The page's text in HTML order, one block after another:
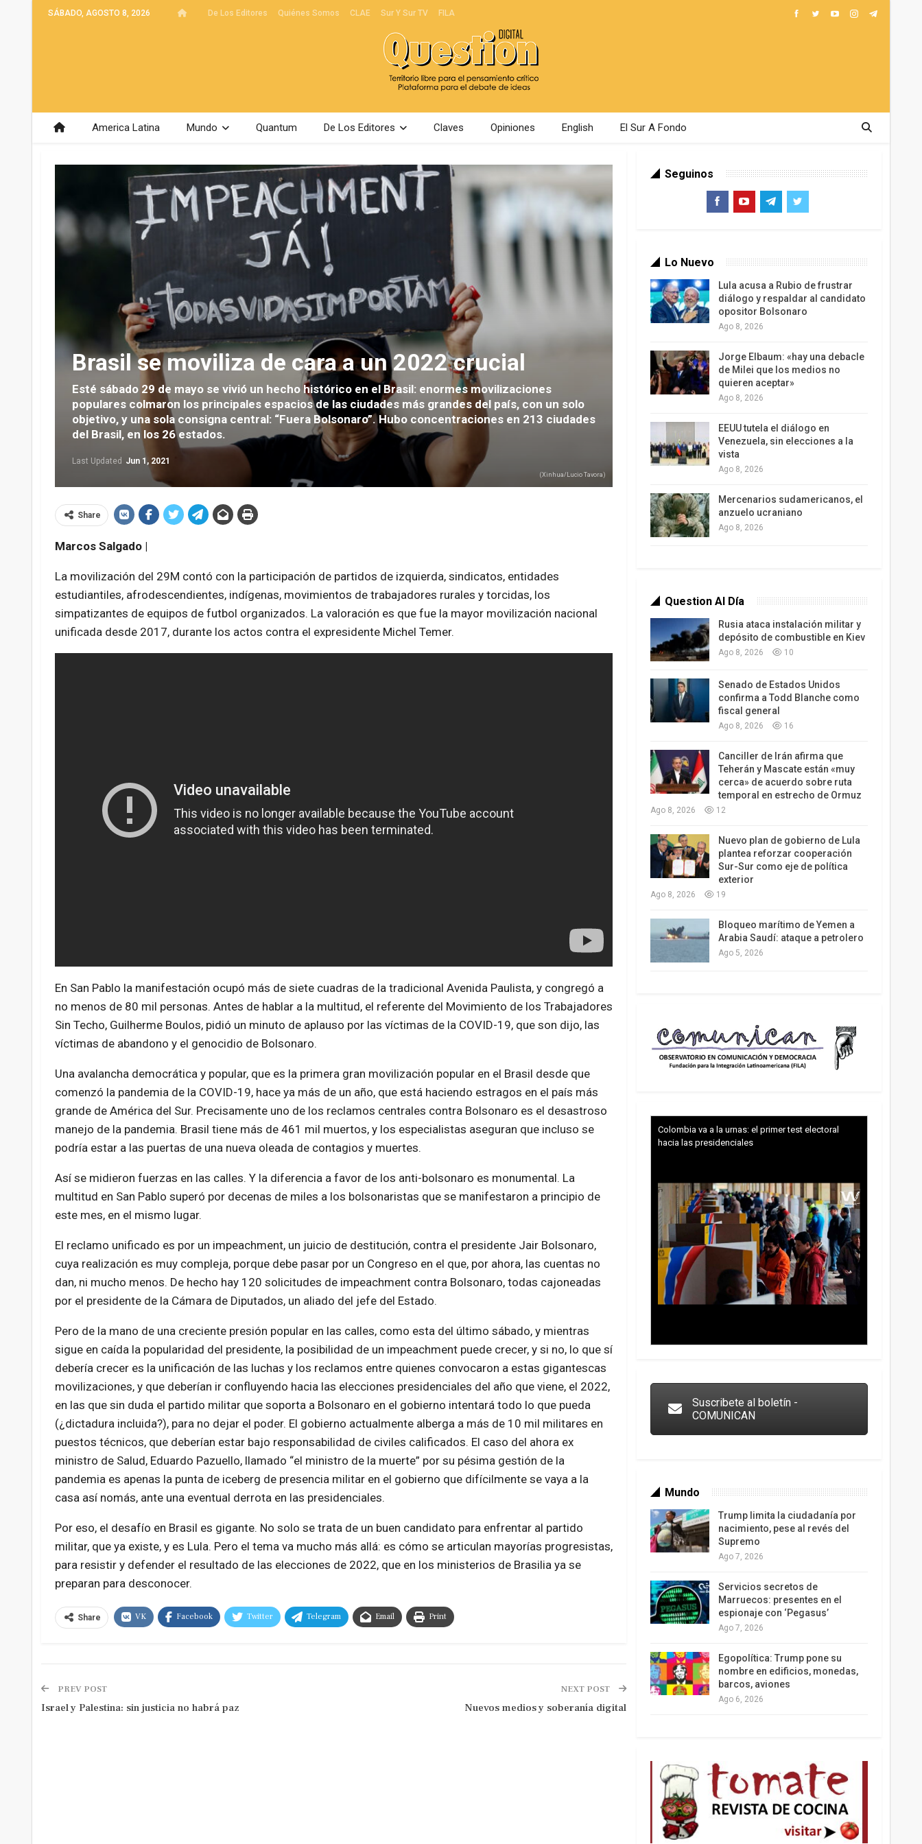
SÁBADO, AGOSTO 8, 2026 De Los Editores Quiénes Somos CLAE Sur Y Sur TV FILA
America Latina Mundo Quantum De Los Editores Claves Opiniones English El Sur A Fondo
Brasil se moviliza de cara a un 2022 crucial
Esté sábado 29 de mayo se vivió un hecho histórico en el Brasil: enormes movilizaciones
populares colmaron los principales espacios de las ciudades más grandes del país, con un solo
objetivo, y una sola consigna central: “Fuera Bolsonaro”. Hubo concentraciones en 213 ciudades
del Brasil, en los 26 estados.
Last Updated Jun 1, 2021
(Xinhua/Lucio Tavora)
Share
Marcos Salgado |
La movilización del 29M contó con la participación de partidos de izquierda, sindicatos, entidades
estudiantiles, afrodescendientes, indígenas, movimientos de trabajadores rurales y torcidas, los
simpatizantes de equipos de futbol organizados. La valoración es que fue la mayor movilización nacional
unificada desde 2017, durante los actos contra el expresidente Michel Temer.
En San Pablo la manifestación ocupó más de siete cuadras de la tradicional Avenida Paulista, y congregó a
no menos de 80 mil personas. Antes de hablar a la multitud, el referente del Movimiento de los Trabajadores
Sin Techo, Guilherme Boulos, pidió un minuto de aplauso por las víctimas de la COVID-19, que son dijo, las
víctimas de abandono y el genocidio de Bolsonaro.
Una avalancha democrática y popular, que es la primera gran movilización popular en el Brasil desde que
comenzó la pandemia de la COVID-19, hace ya más de un año, que está haciendo estragos en el país más
grande de América del Sur. Precisamente uno de los reclamos centrales contra Bolsonaro es el desastroso
manejo de la pandemia. Brasil tiene más de 461 mil muertos, y los especialistas aseguran que incluso se
podría estar a las puertas de una nueva oleada de contagios y muertes.
Así se midieron fuerzas en las calles. Y la diferencia a favor de los anti-bolsonaro es monumental. La
multitud en San Pablo superó por decenas de miles a los bolsonaristas que se manifestaron a principio de
este mes, en el mismo lugar.
El reclamo unificado es por un impeachment, un juicio de destitución, contra el presidente Jair Bolsonaro,
cuya realización es muy compleja, porque debe pasar por un Congreso en el que, por ahora, las cuentas no
dan, ni mucho menos. De hecho hay 120 solicitudes de impeachment contra Bolsonaro, todas cajoneadas
por el presidente de la Cámara de Diputados, un aliado del jefe del Estado.
Pero de la mano de una creciente presión popular en las calles, como esta del último sábado, y mientras
sigue en caída la popularidad del presidente, la posibilidad de un impeachment puede crecer, y si no, lo que sí
debería crecer es la unificación de las luchas y los reclamos entre quienes convocaron a estas gigantescas
movilizaciones, y que deberían ir confluyendo hacia las elecciones presidenciales del año que viene, el 2022,
en las que sin duda el partido militar que soporta a Bolsonaro en el gobierno intentará todo lo que pueda
(¿dictadura incluida?), para no dejar el poder. El gobierno actualmente alberga a más de 10 mil militares en
puestos técnicos, que deberían estar bajo responsabilidad de civiles calificados. El caso del ahora ex
ministro de Salud, Eduardo Pazuello, llamado “el ministro de la muerte” por su pésima gestión de la
pandemia es apenas la punta de iceberg de presencia militar en el gobierno que difícilmente se vaya a la
casa así nomás, ante una eventual derrota en las presidenciales.
Por eso, el desafío en Brasil es gigante. No solo se trata de un buen candidato para enfrentar al partido
militar, que ya existe, y es Lula. Pero el tema va mucho más allá: es cómo se articulan mayorías progresistas,
para resistir y defender el resultado de las elecciones de 2022, que en los ministerios de Brasilia ya se
preparan para desconocer.
Share VK Facebook Twitter Telegram Email Print
PREV POST
Israel y Palestina: sin justicia no habrá paz
NEXT POST
Nuevos medios y soberanía digital
Seguinos
Lo Nuevo
Lula acusa a Rubio de frustrar
diálogo y respaldar al candidato
opositor Bolsonaro
Ago 8, 2026
Jorge Elbaum: «hay una debacle
de Milei que los medios no
quieren aceptar»
Ago 8, 2026
EEUU tutela el diálogo en
Venezuela, sin elecciones a la
vista
Ago 8, 2026
Mercenarios sudamericanos, el
anzuelo ucraniano
Ago 8, 2026
Question Al Día
Rusia ataca instalación militar y
depósito de combustible en Kiev
Ago 8, 2026 10
Senado de Estados Unidos
confirma a Todd Blanche como
fiscal general
Ago 8, 2026 16
Canciller de Irán afirma que
Teherán y Mascate están «muy
cerca» de acuerdo sobre ruta
temporal en estrecho de Ormuz
Ago 8, 2026 12
Nuevo plan de gobierno de Lula
plantea reforzar cooperación
Sur-Sur como eje de política
exterior
Ago 8, 2026 19
Bloqueo marítimo de Yemen a
Arabia Saudí: ataque a petrolero
Ago 5, 2026
Colombia va a la urnas: el primer test electoral
hacia las presidenciales
Suscribete al boletín -
COMUNICAN
Mundo
Trump limita la ciudadanía por
nacimiento, pese al revés del
Supremo
Ago 7, 2026
Servicios secretos de
Marruecos: presentes en el
espionaje con ‘Pegasus’
Ago 7, 2026
Egopolítica: Trump pone su
nombre en edificios, monedas,
barcos, aviones
Ago 6, 2026